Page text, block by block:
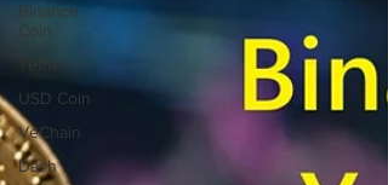
Binance
Coin
USD Coin
VeChain
Dash